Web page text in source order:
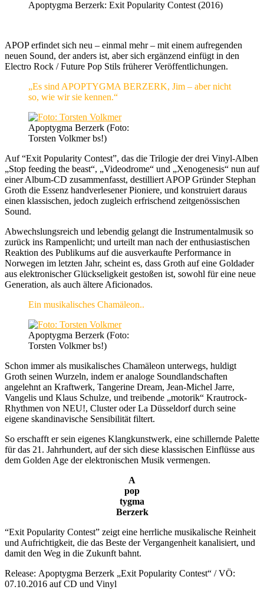
Apoptygma Berzerk: Exit Popularity Contest (2016)
APOP erfindet sich neu – einmal mehr – mit einem aufregenden
neuen Sound, der anders ist, aber sich ergänzend einfügt in den
Electro Rock / Future Pop Stils früherer Veröffentlichungen.
„Es sind APOPTYGMA BERZERK, Jim – aber nicht
so, wie wir sie kennen.“
Apoptygma Berzerk (Foto:
Torsten Volkmer bs!)
Auf “Exit Popularity Contest”, das die Trilogie der drei Vinyl-Alben
„Stop feeding the beast“, „Videodrome“ und „Xenogenesis“ nun auf
einer Album-CD zusammenfasst, destilliert APOP Gründer Stephan
Groth die Essenz handverlesener Pioniere, und konstruiert daraus
einen klassischen, jedoch zugleich erfrischend zeitgenössischen
Sound.
Abwechslungsreich und lebendig gelangt die Instrumentalmusik so
zurück ins Rampenlicht; und urteilt man nach der enthusiastischen
Reaktion des Publikums auf die ausverkaufte Performance in
Norwegen im letzten Jahr, scheint es, dass Groth auf eine Goldader
aus elektronischer Glückseligkeit gestoßen ist, sowohl für eine neue
Generation, als auch ältere Aficionados.
Ein musikalisches Chamäleon..
Apoptygma Berzerk (Foto:
Torsten Volkmer bs!)
Schon immer als musikalisches Chamäleon unterwegs, huldigt
Groth seinen Wurzeln, indem er analoge Soundlandschaften
angelehnt an Kraftwerk, Tangerine Dream, Jean-Michel Jarre,
Vangelis und Klaus Schulze, und treibende „motorik“ Krautrock-
Rhythmen von NEU!, Cluster oder La Düsseldorf durch seine
eigene skandinavische Sensibilität filtert.
So erschafft er sein eigenes Klangkunstwerk, eine schillernde Palette
für das 21. Jahrhundert, auf der sich diese klassischen Einflüsse aus
dem Golden Age der elektronischen Musik vermengen.
A
pop
tygma
Berzerk
“Exit Popularity Contest” zeigt eine herrliche musikalische Reinheit
und Aufrichtigkeit, die das Beste der Vergangenheit kanalisiert, und
damit den Weg in die Zukunft bahnt.
Release: Apoptygma Berzerk „Exit Popularity Contest“ / VÖ:
07.10.2016 auf CD und Vinyl